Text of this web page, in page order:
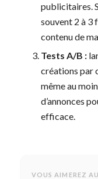
publicitaires.
souvent 2 à 3
contenu de
Tests A/B :
créations par
même au
d’annonces
efficace.
VOUS AIMEREZ